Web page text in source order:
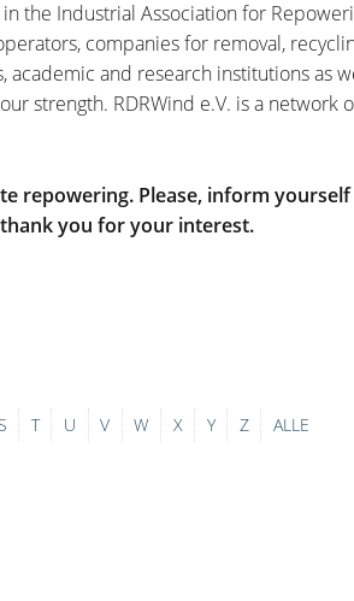
the Industrial Association for
companies for removal,
and research institutions as
strength. RDRWind e.V. is a network
repowering. Please, inform
you for your interest.
T U V W X Y Z ALLE